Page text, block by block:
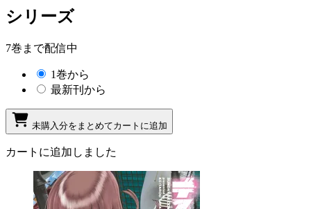
シリーズ
7巻まで配信中
1巻から
最新刊から
未購入分をまとめてカートに追加
カートに追加しました